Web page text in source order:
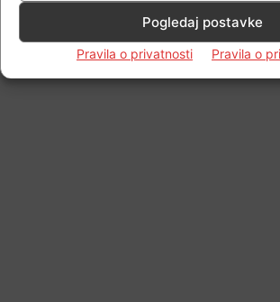
Pogledaj postavke
Pravila o privatnosti Pravila o